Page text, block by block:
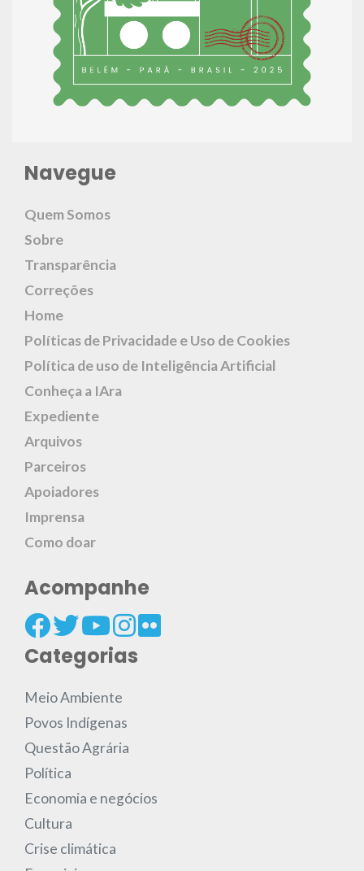
Navegue
Quem Somos
Sobre
Transparência
Correções
Home
Políticas de Privacidade e Uso de Cookies
Política de uso de Inteligência Artificial
Conheça a IAra
Expediente
Arquivos
Parceiros
Apoiadores
Imprensa
Como doar
Acompanhe
Categorias
Meio Ambiente
Povos Indígenas
Questão Agrária
Política
Economia e negócios
Cultura
Crise climática